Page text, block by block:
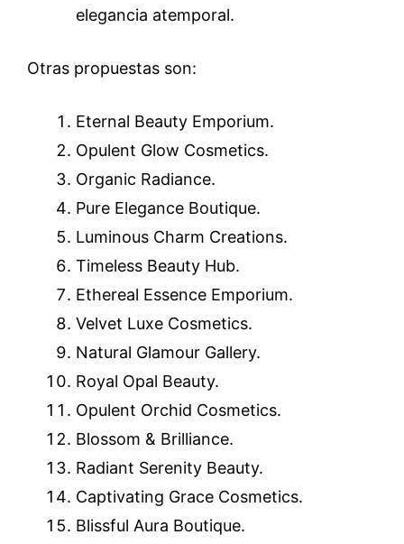
elegancia atemporal.
Otras propuestas son:
Eternal Beauty Emporium.
Opulent Glow Cosmetics.
Organic Radiance.
Pure Elegance Boutique.
Luminous Charm Creations.
Timeless Beauty Hub.
Ethereal Essence Emporium.
Velvet Luxe Cosmetics.
Natural Glamour Gallery.
Royal Opal Beauty.
Opulent Orchid Cosmetics.
Blossom & Brilliance.
Radiant Serenity Beauty.
Captivating Grace Cosmetics.
Blissful Aura Boutique.